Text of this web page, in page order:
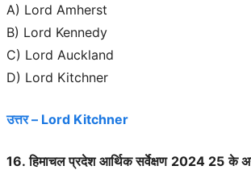
A) Lord Amherst
B) Lord Kennedy
C) Lord Auckland
D) Lord Kitchner
उत्तर – Lord Kitchner
16. हिमाचल प्रदेश आर्थिक सर्वेक्षण 2024 25 के